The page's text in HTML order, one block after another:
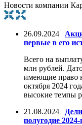
Новости компании
26.09.2024 |
первые в его
Всего на
млн рублей.
имеющие право
октября 2024
высокие темпы
21.08.2024 |
полугодие 2024-